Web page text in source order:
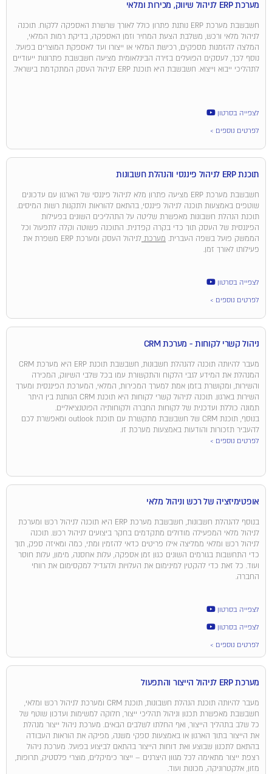
מערכת ERP לניהול שיווק, מכירות ומלאי
חשבשבת מערכת ERP נותנת פתרון כולל לאורך שרשרת האספקה ללקוח. תוכנה
לניהול מלאי ורכש, משלבת הצעת המחיר וזמן האספקה, בדיקת רמות המלאי,
המלצה להזמנות מספקים, רכישת המלאי או ייצורו ועד לאספקת המוצרים בפועל.
נוסף לכך, לעסקים הפועלים בזירה הבינלאומית מציעה חשבשבת פתרונות ייעודיים
לתהליכי ייבוא וייצוא. חשבשבת היא תוכנת ERP לניהול העסק המתקדמת בישראל.
לצפייה בסרטון
לפרטים נוספים >
תוכנת ERP לניהול פיננסי והנהלת חשבונות
חשבשבת מערכת ERP מציעה פתרון מלא לניהול פיננסי של הארגון עם עדכונים
שוטפים באמצעות תוכנה לניהול פיננסי, בהתאם להוראות ולתקנות רשות המיסים.
תוכנת הנהלת חשבונות מאפשרת שליטה על התהליכים השונים בפעילות
הפיננסית של העסק תוך כדי בקרה קפדנית. התוכנה פשוטה וקלה לתפעול וכל
הממשק פועל בשפה העברית. מערכת
לניהול העסק ומערכת ERP משפרת את
פעילותו לאורך זמן.
לצפייה בסרטון
לפרטים נוספים >
ניהול קשרי לקוחות - מערכת CRM
מעבר להיותה תוכנה להנהלת חשבונות, חשבשבת תוכנת ERP היא מערכת CRM
המנהלת את המידע לגבי הלקוח והתקשורת עמו בכל שלבי השיווק, המכירה
והשירות, ומקושרת בזמן אמת למערך המכירות, המלאי, המערכת הפיננסית ומערך
השירות בארגון. תוכנה לניהול קשרי לקוחות היא תוכנת CRM הנותנת בין היתר
תמונה כוללת ועדכנית של לקוחות החברה ולקוחותיה הפוטנציאליים.
בנוסף, תוכנת CRM של חשבשבת מתקשרת עם תוכנת outlook ומאפשרת לכם
להעביר תזכורות והודעות באמצעות מערכת זו.
לפרטים נוספים >
אופטימיזציה של רכש וניהול מלאי
בנוסף להנהלת חשבונות, חשבשבת מערכת ERP היא תוכנה לניהול רכש ומערכת
לניהול מלאי המפעילה מודולים מתקדמים בחקר ביצועים לניהול רכש. תוכנה
לניהול רכש ומלאי ממליצה אילו פריטים כדאי להזמין ומתי, כמה ומאיזה ספק, תוך
כדי התחשבות בגורמים השונים כגון זמן אספקה, עלות אחסנה, מימון, עלות חוסר
ועוד. כל זאת כדי להקטין למינימום את העלויות ולהגדיל למקסימום את רווחי
החברה.
לצפייה בסרטון
לצפייה בסרטון
לפרטים נוספים >
מערכת ERP לניהול הייצור והתפעול
מעבר להיותה תוכנת הנהלת חשבונות, תוכנת CRM ומערכת לניהול רכש ומלאי,
חשבשבת מאפשרת תכנון וניהול תהליכי ייצור, חלוקה למשימות ועדכון שוטף של
כל שלב בתהליך הייצור, ואף החלתו לשלבים הבאים. מערכת ניהול ייצור מנהלת
את הייצור בתוך הארגון או באמצעות ספקי משנה, מפיקה את הוראות העבודה
בהתאם לתכנון שבוצע ואת דוחות הייצור בהתאם לביצוע בפועל. מערכת ניהול
רצפת ייצור מתאימה לכל מגוון היצרנים – ייצור כימיקלים, מוצרי פלסטיק, תרופות,
מזון, אלקטרוניקה, מכונות ועוד.